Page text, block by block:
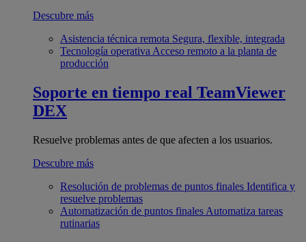
Descubre más
Asistencia técnica remota Segura, flexible, integrada
Tecnología operativa Acceso remoto a la planta de
producción
Soporte en tiempo real TeamViewer
DEX
Resuelve problemas antes de que afecten a los usuarios.
Descubre más
Resolución de problemas de puntos finales Identifica y
resuelve problemas
Automatización de puntos finales Automatiza tareas
rutinarias